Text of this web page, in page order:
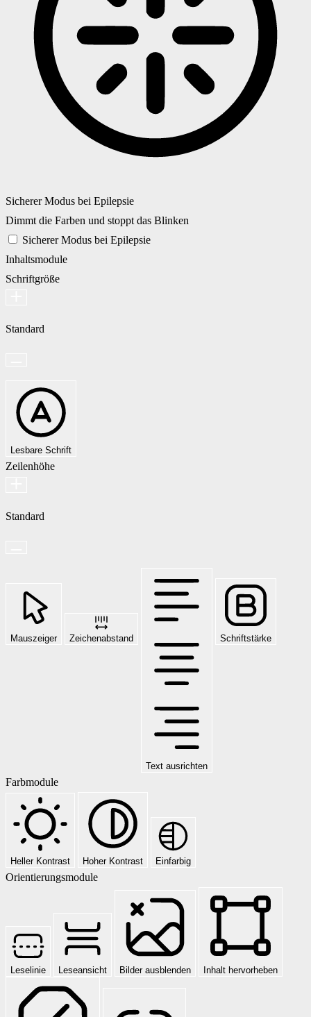
Sicherer Modus bei Epilepsie
Dimmt die Farben und stoppt das Blinken
Sicherer Modus bei Epilepsie
Inhaltsmodule
Schriftgröße
Standard
Lesbare Schrift
Zeilenhöhe
Standard
Mauszeiger Zeichenabstand
Text ausrichten
Schriftstärke
Farbmodule
Heller Kontrast Hoher Kontrast Einfarbig
Orientierungsmodule
Leselinie Leseansicht Bilder ausblenden Inhalt hervorheben